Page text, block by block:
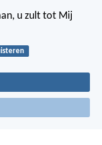
u zult tot Mij